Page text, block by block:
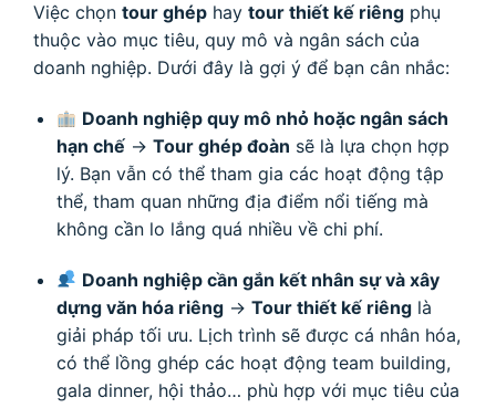
Việc chọn tour ghép hay tour thiết kế riêng phụ
thuộc vào mục tiêu, quy mô và ngân sách của
doanh nghiệp. Dưới đây là gợi ý để bạn cân nhắc:
Doanh nghiệp quy mô nhỏ hoặc ngân sách
hạn chế→ Tour ghép đoàn sẽ là lựa chọn hợp
lý. Bạn vẫn có thể tham gia các hoạt động tập
thể, tham quan những địa điểm nổi tiếng mà
không cần lo lắng quá nhiều về chi phí.
Doanh nghiệp cần gắn kết nhân sự và xây
dựng văn hóa riêng→ Tour thiết kế riênglà
giải pháp tối ưu. Lịch trình sẽ được cá nhân hóa,
có thể lồng ghép các hoạt động team building,
gala dinner, hội thảo… phù hợp với mục tiêu của